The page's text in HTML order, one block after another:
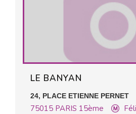
LE BANYAN
24, PLACE ETIENNE PERNET
75015 PARIS 15ème